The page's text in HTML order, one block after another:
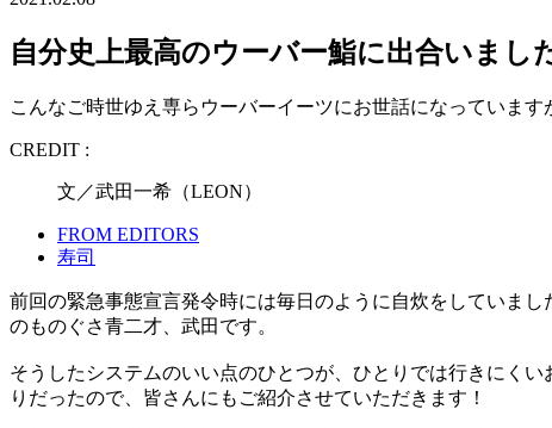
自分史上最高のウーバー鮨に出合いまし
こんなご時世ゆえ専らウーバーイーツにお世話になっていま
CREDIT :
文／武田一希（LEON）
FROM EDITORS
寿司
前回の緊急事態宣言発令時には毎日のように自炊をしていま
のものぐさ青二才、武田です。
そうしたシステムのいい点のひとつが、ひとりでは行きにく
りだったので、皆さんにもご紹介させていただきます！